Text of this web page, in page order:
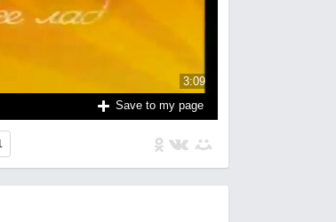
3:09
Save to my page